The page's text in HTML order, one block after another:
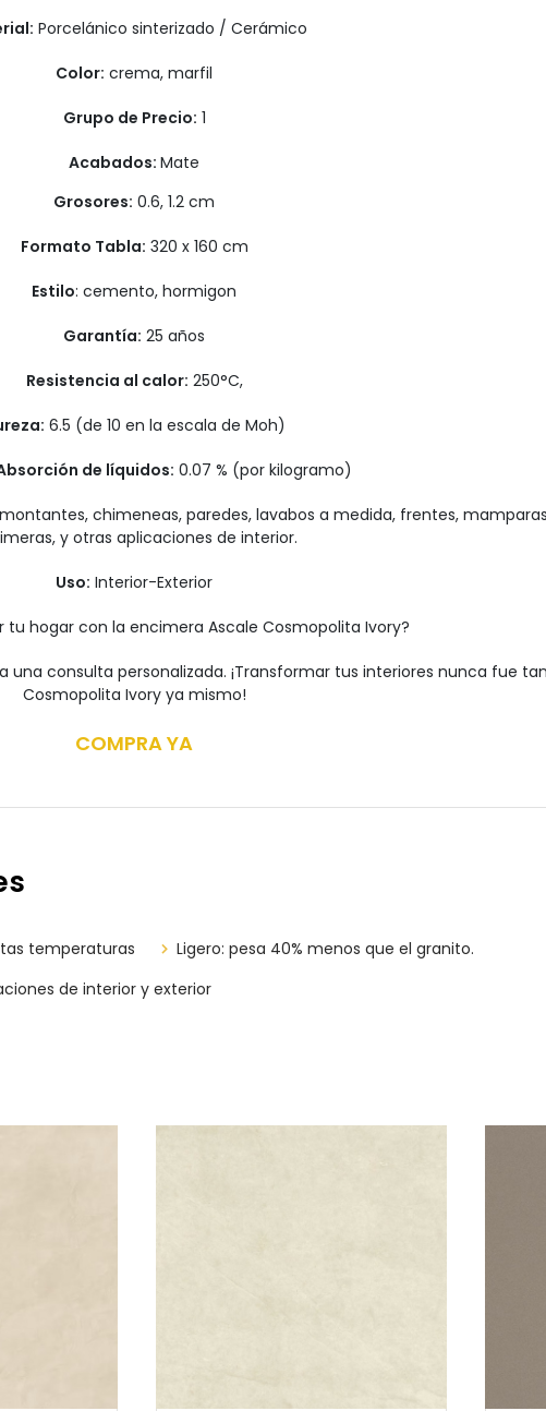
Porcelánico sinterizado / Cerámico
Color: crema, marfil
Grupo de Precio: 1
Acabados: Mate
Grosores: 0.6, 1.2 cm
Formato Tabla: 320 x 160 cm
Estilo: cemento, hormigon
Garantía: 25 años
Resistencia al calor: 250°C,
6.5 (de 10 en la escala de Moh)
de líquidos: 0.07 % (por kilogramo)
chimeneas, paredes, lavabos a medida, frentes,
y otras aplicaciones de interior.
Uso: Interior-Exterior
tu hogar con la encimera Ascale Cosmopolita Ivory?
consulta personalizada. ¡Transformar tus interiores nunca fue
Cosmopolita Ivory ya mismo!
COMPRA YA
temperaturas
Ligero: pesa 40% menos que el granito.
de interior y exterior